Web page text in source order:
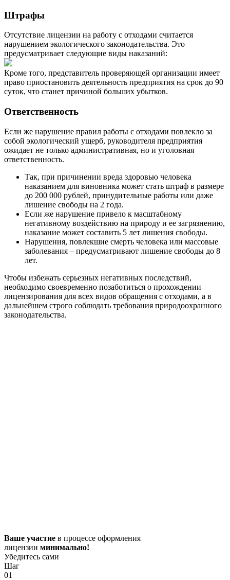
Штрафы
Отсутствие лицензии на работу с отходами считается
нарушением экологического законодательства. Это
предусматривает следующие виды наказаний:
Кроме того, представитель проверяющей организации имеет
право приостановить деятельность предприятия на срок до 90
суток, что станет причиной больших убытков.
Ответственность
Если же нарушение правил работы с отходами повлекло за
собой экологический ущерб, руководителя предприятия
ожидает не только административная, но и уголовная
ответственность.
Так, при причинении вреда здоровью человека
наказанием для виновника может стать штраф в размере
до 200 000 рублей, принудительные работы или даже
лишение свободы на 2 года.
Если же нарушение привело к масштабному
негативному воздействию на природу и ее загрязнению,
наказание может составить 5 лет лишения свободы.
Нарушения, повлекшие смерть человека или массовые
заболевания – предусматривают лишение свободы до 8
лет.
Чтобы избежать серьезных негативных последствий,
необходимо своевременно позаботиться о прохождении
лицензирования для всех видов обращения с отходами, а в
дальнейшем строго соблюдать требования природоохранного
законодательства.
Ваше участие в процессе оформления
лицензии минимально!
Убедитесь сами
Шаг
01